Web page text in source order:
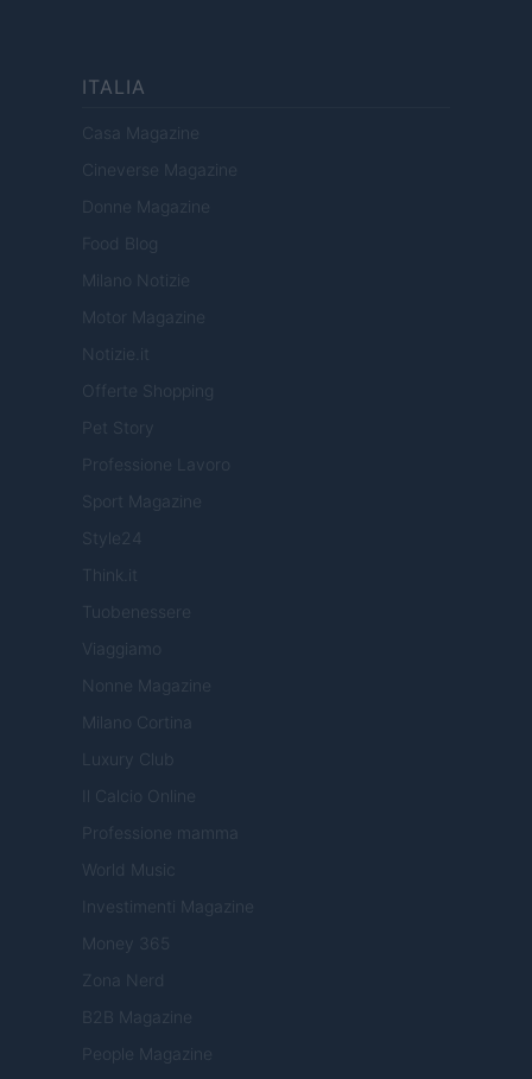
ITALIA
Casa Magazine
Cineverse Magazine
Donne Magazine
Food Blog
Milano Notizie
Motor Magazine
Notizie.it
Offerte Shopping
Pet Story
Professione Lavoro
Sport Magazine
Style24
Think.it
Tuobenessere
Viaggiamo
Nonne Magazine
Milano Cortina
Luxury Club
Il Calcio Online
Professione mamma
World Music
Investimenti Magazine
Money 365
Zona Nerd
B2B Magazine
People Magazine